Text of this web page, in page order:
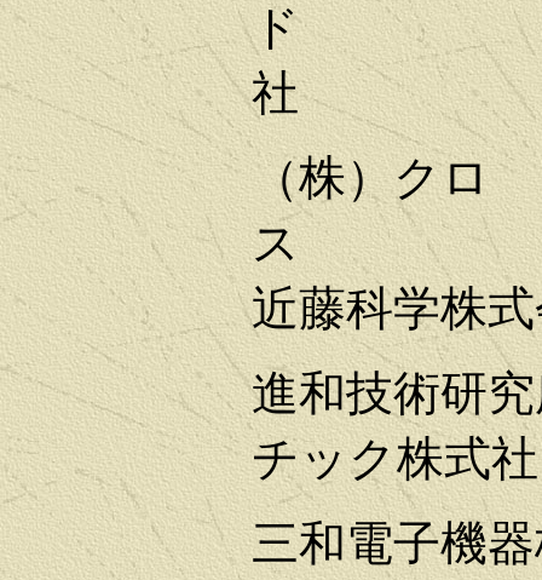
ド
社
（株）クロ
近藤科学株
進和技
チック株式社
三和電子機